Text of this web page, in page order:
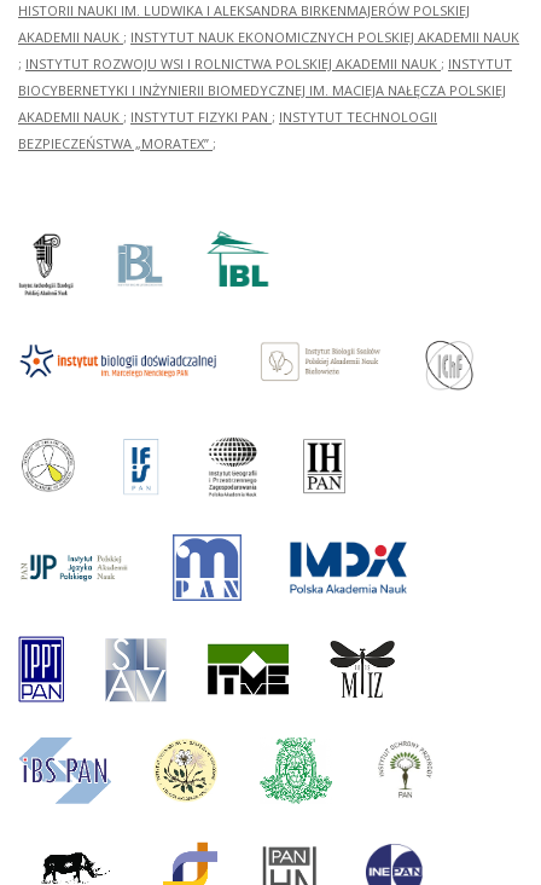
HISTORII NAUKI IM. LUDWIKA I ALEKSANDRA BIRKENMAJERÓW POLSKIEJ
AKADEMII NAUK ; INSTYTUT NAUK EKONOMICZNYCH POLSKIEJ AKADEMII NAUK
; INSTYTUT ROZWOJU WSI I ROLNICTWA POLSKIEJ AKADEMII NAUK ; INSTYTUT
BIOCYBERNETYKI I INŻYNIERII BIOMEDYCZNEJ IM. MACIEJA NAŁĘCZA POLSKIEJ
AKADEMII NAUK ; INSTYTUT FIZYKI PAN ; INSTYTUT TECHNOLOGII
BEZPIECZEŃSTWA „MORATEX” ;